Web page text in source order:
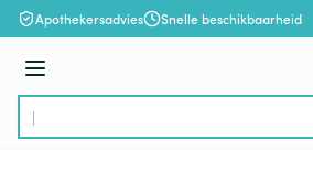
Ga naar de inhoud
Apothekersadvies Snelle beschikbaarheid
Menu
Product, merk, categorie...